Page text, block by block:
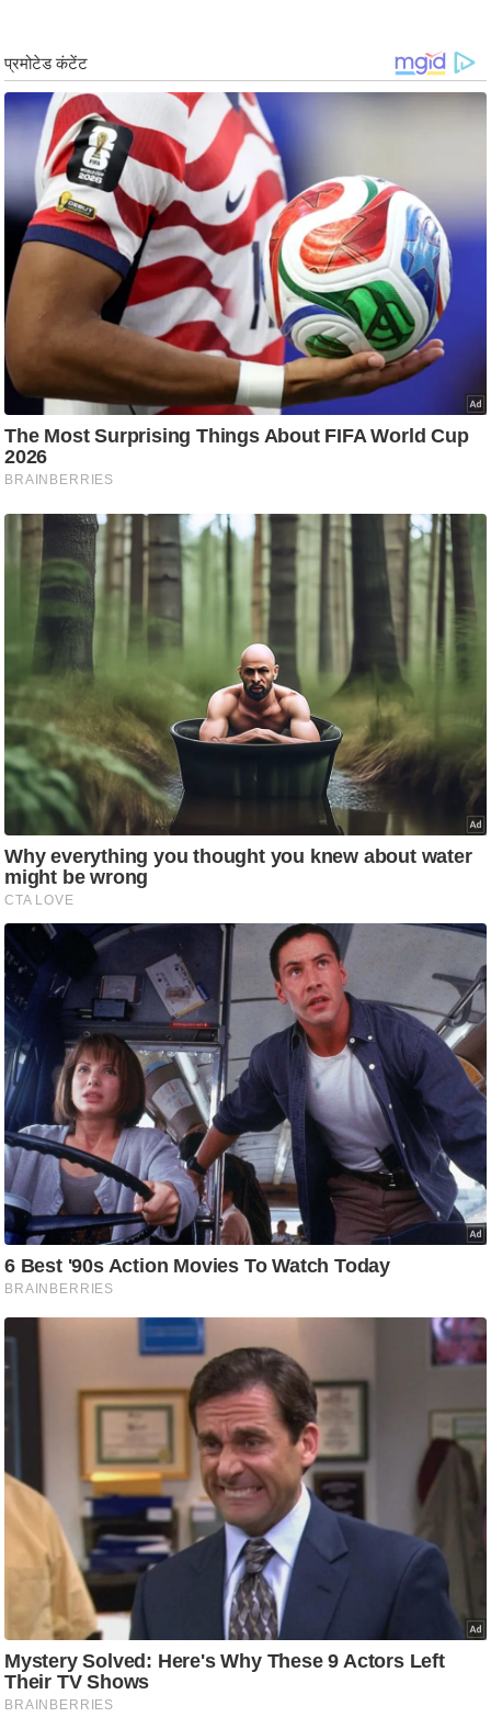
फै
श
न
घ
लू
नु
स्खे
ट
न
स्थ
ल
फि
ने
त्रा
श
न
शि
प
रा
ज
नी
ति
वि
श्ले
ष
स
सा
म
यि
क
मा
तृ
भू
मि
आ
र
.
चा
य